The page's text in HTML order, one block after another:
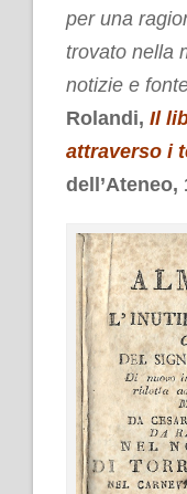
per una
trovato nella
notizie e
Rolandi, Il
attraverso i
dell’Ateneo,